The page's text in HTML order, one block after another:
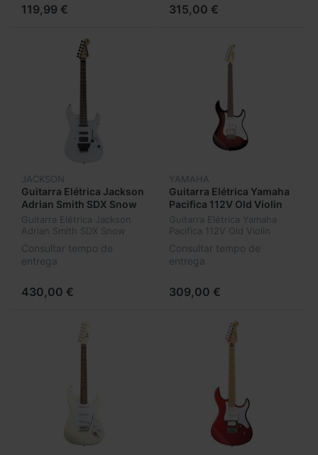
119,99 € 315,00 €
JACKSON
Guitarra Elétrica Jackson
Adrian Smith SDX Snow
White
Guitarra Elétrica Jackson
Adrian Smith SDX Snow
White
Consultar tempo de
entrega
430,00 €
YAMAHA
Guitarra Elétrica Yamaha
Pacifica 112V Old Violin
Sunburst
Guitarra Elétrica Yamaha
Pacifica 112V Old Violin
Sunburst
Consultar tempo de
entrega
309,00 €